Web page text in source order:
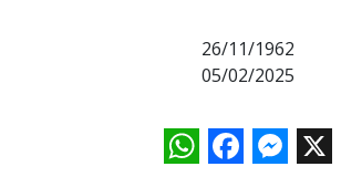
26/11/1962
05/02/2025
WhatsAppFacebook X